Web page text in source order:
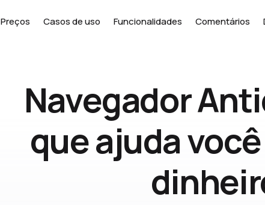
Preços Casos de uso Funcionalidades Comentários
Navegador
que ajuda